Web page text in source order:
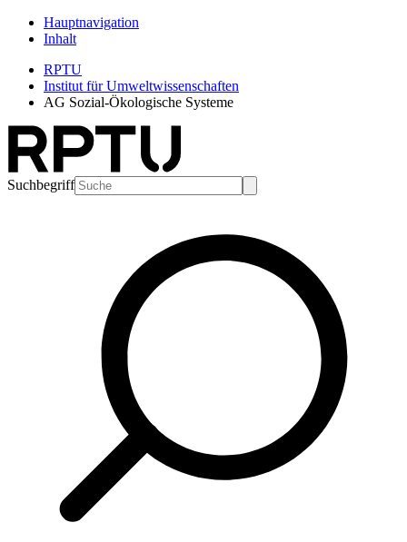
Hauptnavigation
Inhalt
RPTU
Institut für Umweltwissenschaften
AG Sozial-Ökologische Systeme
Suchbegriff